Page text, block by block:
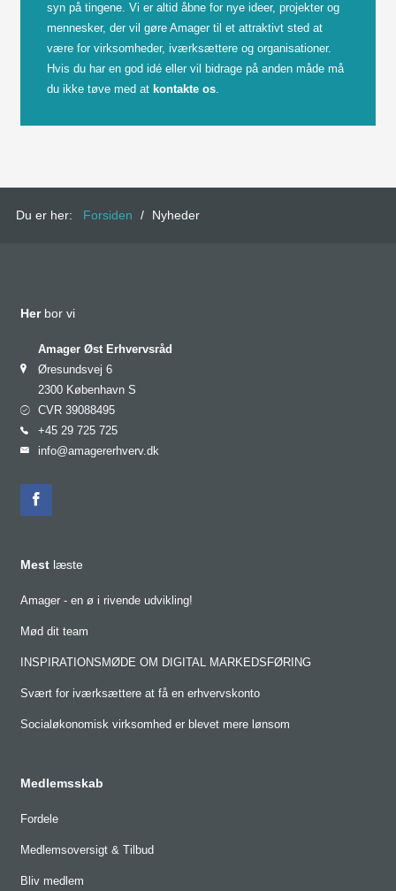
syn på tingene. Vi er altid åbne for nye ideer, projekter og
mennesker, der vil gøre Amager til et attraktivt sted at
være for virksomheder, iværksættere og organisationer.
Hvis du har en god idé eller vil bidrage på anden måde må
du ikke tøve med at kontakte os.
Du er her: Forsiden / Nyheder
Her bor vi
Amager Øst Erhvervsråd
Øresundsvej 6
2300 København S
CVR 39088495
+45 29 725 725
Mest læste
Amager - en ø i rivende udvikling!
Mød dit team
INSPIRATIONSMØDE OM DIGITAL MARKEDSFØRING
Svært for iværksættere at få en erhvervskonto
Socialøkonomisk virksomhed er blevet mere lønsom
Medlemsskab
Fordele
Medlemsoversigt & Tilbud
Bliv medlem